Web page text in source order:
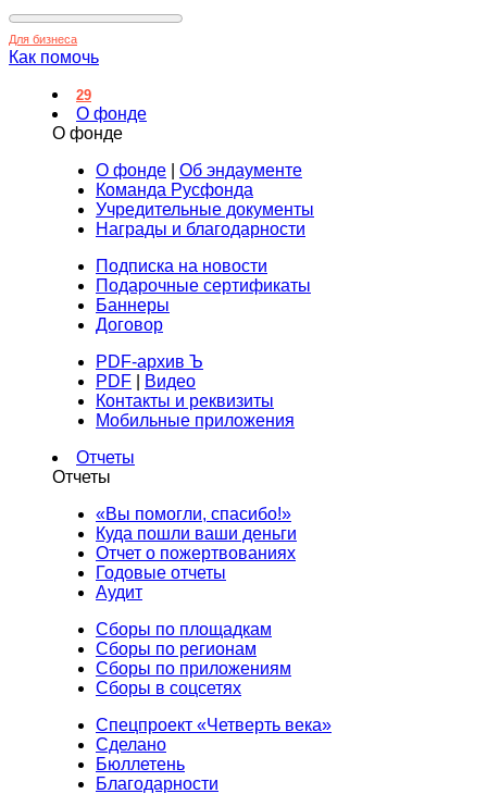
Для бизнеса
Как помочь
29
О фонде
О фонде
О фонде
Об эндаументе
Команда Русфонда
Учредительные документы
Награды и благодарности
Подписка на новости
Подарочные сертификаты
Баннеры
Договор
PDF-архив Ъ
PDF
Видео
Контакты и реквизиты
Мобильные приложения
Отчеты
Отчеты
«Вы помогли, спасибо!»
Куда пошли ваши деньги
Отчет о пожертвованиях
Годовые отчеты
Аудит
Сборы по площадкам
Сборы по регионам
Сборы по приложениям
Сборы в соцсетях
Спецпроект «Четверть века»
Сделано
Бюллетень
Благодарности